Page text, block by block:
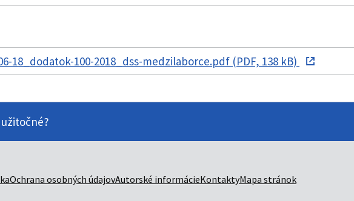
18_dodatok-100-2018_dss-medzilaborce.pdf (PDF, 138 kB)
Ochrana osobných údajovAutorské informácieKontaktyMapa stránok